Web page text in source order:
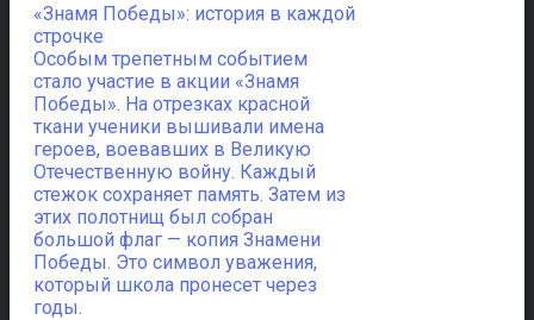
«Знамя Победы»: история в каждой
строчке
Особым трепетным событием
стало участие в акции «Знамя
Победы». На отрезках красной
ткани ученики вышивали имена
героев, воевавших в Великую
Отечественную войну. Каждый
стежок сохраняет память. Затем из
этих полотнищ был собран
большой флаг — копия Знамени
Победы. Это символ уважения,
который школа пронесет через
годы.